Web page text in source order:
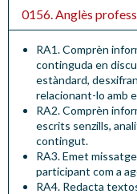
0156. Anglès
RA1. Comprèn
continguda en
estàndard,
relacionant-lo amb
RA2. Comprèn
escrits senzills,
contingut.
RA3. Emet
participant com a
RA4. Redacta